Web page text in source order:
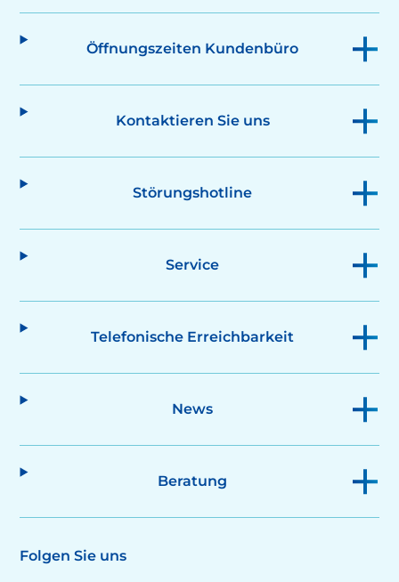
Öffnungszeiten Kundenbüro
Kontaktieren Sie uns
Störungshotline
Service
Telefonische Erreichbarkeit
News
Beratung
Folgen Sie uns